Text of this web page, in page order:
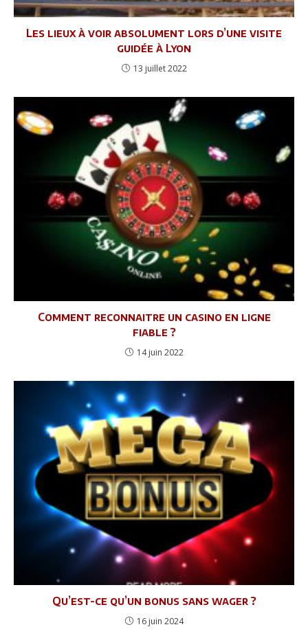
Les lieux à voir absolument lors d’une visite
guidée à Lyon
13 juillet 2022
Comment reconnaitre un casino en ligne
fiable ?
14 juin 2022
Qu’est-ce qu’un bonus sans wager ?
16 juin 2024